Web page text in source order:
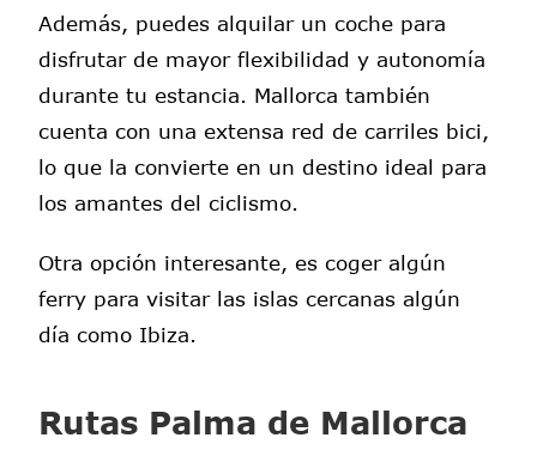
Además, puedes alquilar un coche para
disfrutar de mayor flexibilidad y autonomía
durante tu estancia. Mallorca también
cuenta con una extensa red de carriles bici,
lo que la convierte en un destino ideal para
los amantes del ciclismo.
Otra opción interesante, es coger algún
ferry para visitar las islas cercanas algún
día como Ibiza.
Rutas Palma de Mallorca